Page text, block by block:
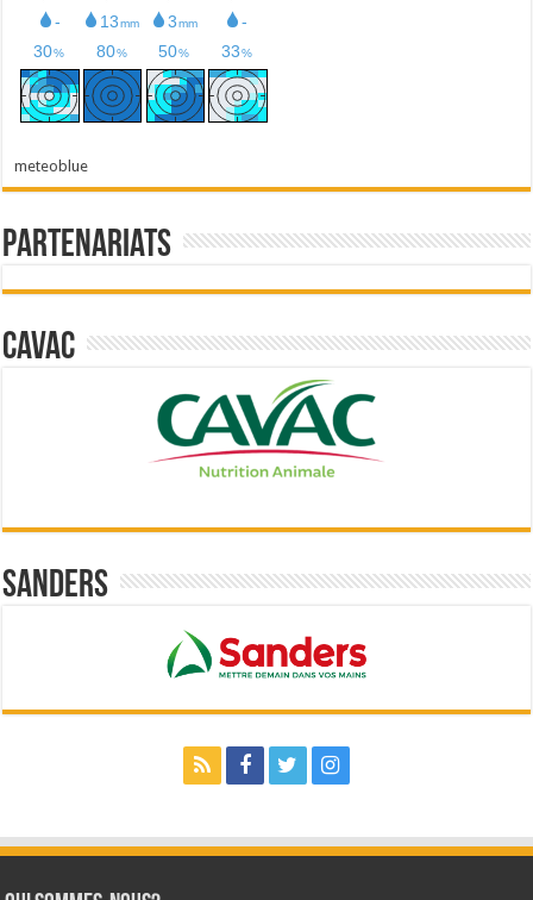
meteoblue
Partenariats
Cavac
Sanders